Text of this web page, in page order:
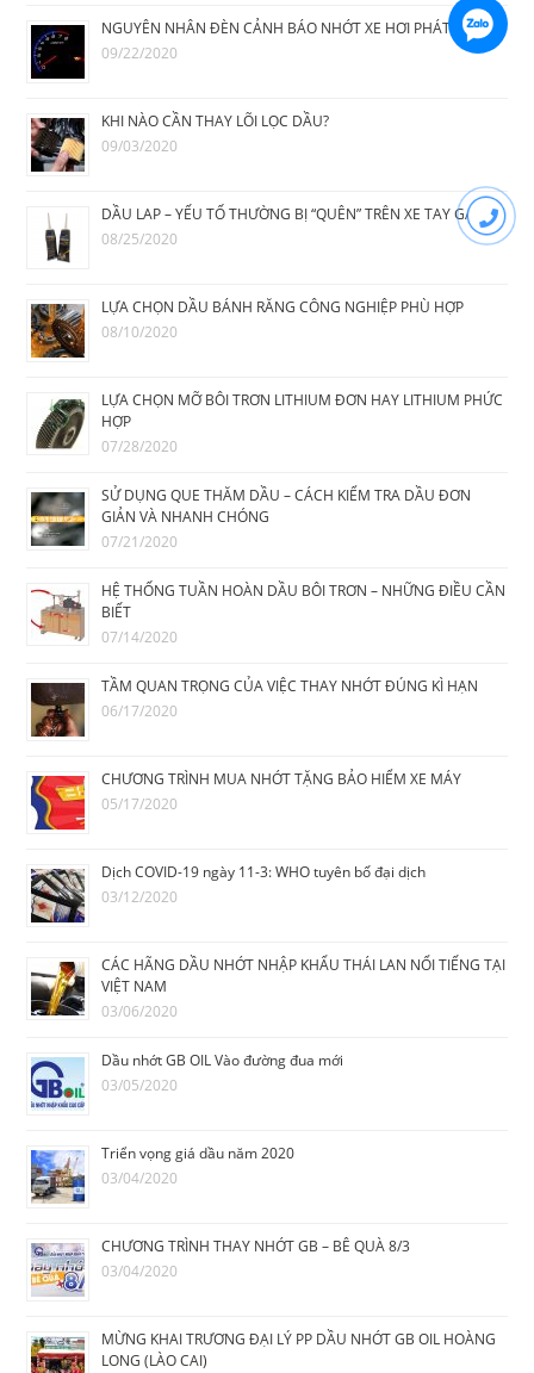
NGUYÊN NHÂN ĐÈN CẢNH BÁO NHỚT XE HƠI PHÁT SÁNG
09/22/2020
KHI NÀO CẦN THAY LÕI LỌC DẦU?
09/03/2020
DẦU LAP – YẾU TỐ THƯỜNG BỊ “QUÊN” TRÊN XE TAY GA
08/25/2020
LỰA CHỌN DẦU BÁNH RĂNG CÔNG NGHIỆP PHÙ HỢP
08/10/2020
LỰA CHỌN MỠ BÔI TRƠN LITHIUM ĐƠN HAY LITHIUM PHỨC
HỢP
07/28/2020
SỬ DỤNG QUE THĂM DẦU – CÁCH KIỂM TRA DẦU ĐƠN
GIẢN VÀ NHANH CHÓNG
07/21/2020
HỆ THỐNG TUẦN HOÀN DẦU BÔI TRƠN – NHỮNG ĐIỀU CẦN
BIẾT
07/14/2020
TẦM QUAN TRỌNG CỦA VIỆC THAY NHỚT ĐÚNG KÌ HẠN
06/17/2020
CHƯƠNG TRÌNH MUA NHỚT TẶNG BẢO HIỂM XE MÁY
05/17/2020
Dịch COVID-19 ngày 11-3: WHO tuyên bố đại dịch
03/12/2020
CÁC HÃNG DẦU NHỚT NHẬP KHẨU THÁI LAN NỔI TIẾNG TẠI
VIỆT NAM
03/06/2020
Dầu nhớt GB OIL Vào đường đua mới
03/05/2020
Triển vọng giá dầu năm 2020
03/04/2020
CHƯƠNG TRÌNH THAY NHỚT GB – BÊ QUÀ 8/3
03/04/2020
MỪNG KHAI TRƯƠNG ĐẠI LÝ PP DẦU NHỚT GB OIL HOÀNG
LONG (LÀO CAI)